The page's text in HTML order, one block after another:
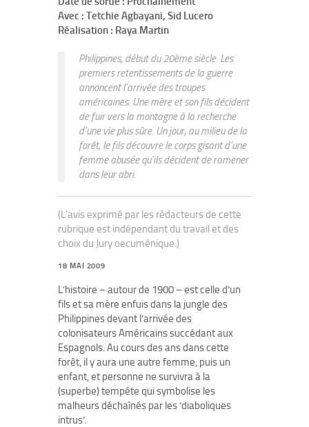
Avec : Tetchie Agbayani, Sid Lucero
Réalisation : Raya Martin
Philippines, début du 20ème siècle. Les
premiers retentissements de la guerre
annoncent l’arrivée des troupes
américaines. Une mère et son fils décident
de fuir vers la montagne à la recherche
d’une vie plus sûre. Un jour, au milieu de la
forêt, le fils découvre le corps gisant d’une
femme abusée qu’ils décident de ramener
dans leur abri.
(L'avis exprimé par les rédacteurs de cette
rubrique est indépendant du travail et des
choix du Jury oecuménique.)
18 MAI 2009
L’histoire – autour de 1900 – est celle d’un
fils et sa mère enfuis dans la jungle des
Philippines devant l’arrivée des
colonisateurs Américains succédant aux
Espagnols. Au cours des ans dans cette
forêt, il y aura une autre femme, puis un
enfant, et personne ne survivra à la
(superbe) tempête qui symbolise les
malheurs déchaînés par les ‘diaboliques
intrus’.